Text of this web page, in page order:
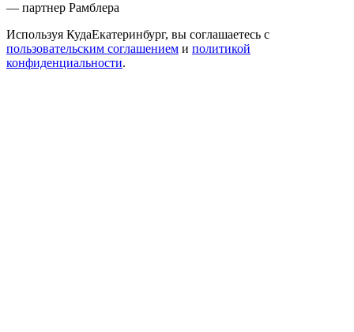
— партнер Рамблера
Используя КудаЕкатеринбург, вы соглашаетесь с
пользовательским соглашением и политикой
конфиденциальности.